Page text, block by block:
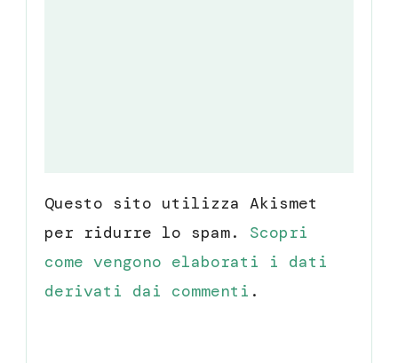
Questo sito utilizza Akismet
per ridurre lo spam. Scopri
come vengono elaborati i dati
derivati dai commenti .